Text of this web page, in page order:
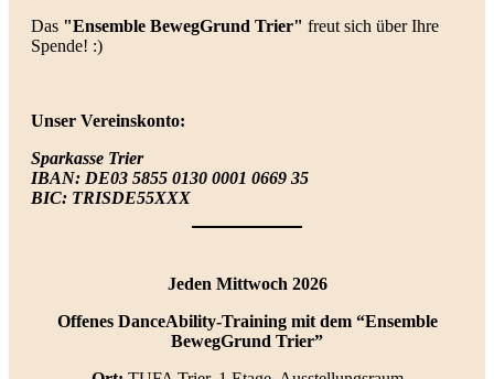
Das "Ensemble BewegGrund Trier" freut sich über Ihre
Spende! :)
Unser Vereinskonto:
Sparkasse Trier
IBAN: DE03 5855 0130 0001 0669 35
BIC: TRISDE55XXX
Jeden Mittwoch 2026
Offenes DanceAbility-Training mit dem “Ensemble
BewegGrund Trier”